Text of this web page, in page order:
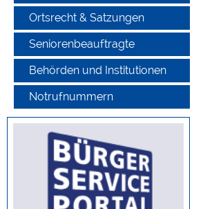
Ortsrecht & Satzungen
Seniorenbeauftragte
Behörden und Institutionen
Notrufnummern